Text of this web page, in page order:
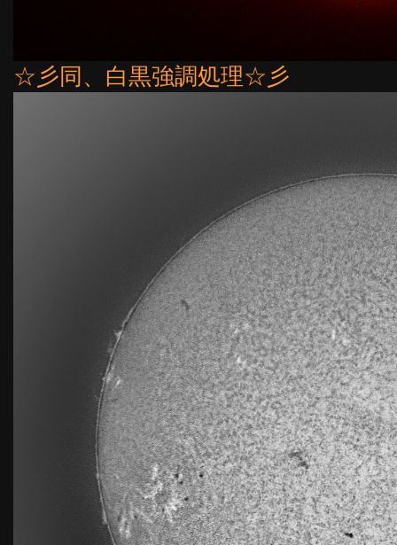
☆彡同、白黒強調処理☆彡